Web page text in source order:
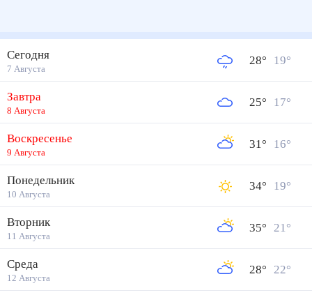
Сегодня
7 Августа
28° 19°
Завтра
8 Августа
25° 17°
Воскресенье
9 Августа
31° 16°
Понедельник
10 Августа
34° 19°
Вторник
11 Августа
35° 21°
Среда
12 Августа
28° 22°